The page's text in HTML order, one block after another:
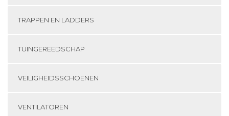
TRAPPEN EN LADDERS
TUINGEREEDSCHAP
VEILIGHEIDSSCHOENEN
VENTILATOREN